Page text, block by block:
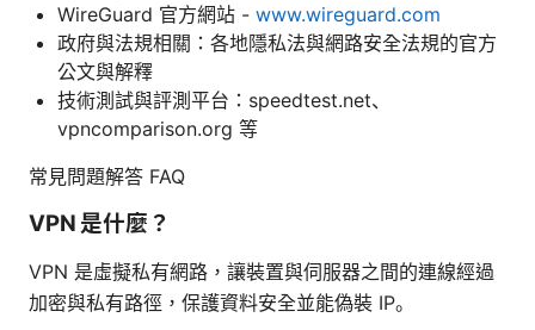
WireGuard 官方網站 - www.wireguard.com
政府與法規相關：各地隱私法與網路安全法規的官方
公文與解釋
技術測試與評測平台：speedtest.net、
vpncomparison.org 等
常見問題解答 FAQ
VPN 是什麼？
VPN 是虛擬私有網路，讓裝置與伺服器之間的連線經過
加密與私有路徑，保護資料安全並能偽裝 IP。